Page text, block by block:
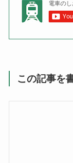
この記事を